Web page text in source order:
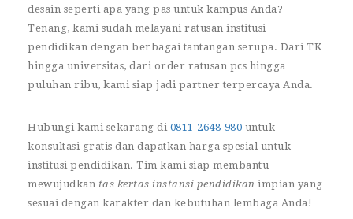
desain seperti apa yang pas untuk kampus Anda?
Tenang, kami sudah melayani ratusan institusi
pendidikan dengan berbagai tantangan serupa. Dari TK
hingga universitas, dari order ratusan pcs hingga
puluhan ribu, kami siap jadi partner terpercaya Anda.
Hubungi kami sekarang di 0811-2648-980 untuk
konsultasi gratis dan dapatkan harga spesial untuk
institusi pendidikan. Tim kami siap membantu
mewujudkan tas kertas instansi pendidikan impian yang
sesuai dengan karakter dan kebutuhan lembaga Anda!